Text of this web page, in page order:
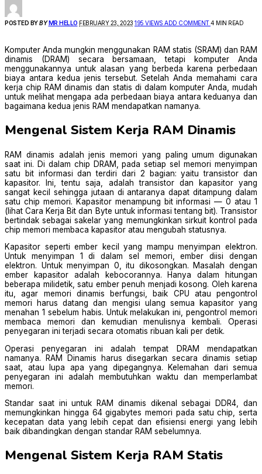
POSTED BY BYMR HELLO FEBRUARY 23, 2023 195 VIEWS ADD COMMENT4 MIN READ
Komputer Anda mungkin menggunakan RAM statis (SRAM) dan RAM
dinamis (DRAM) secara bersamaan, tetapi komputer Anda
menggunakannya untuk alasan yang berbeda karena perbedaan
biaya antara kedua jenis tersebut. Setelah Anda memahami cara
kerja chip RAM dinamis dan statis di dalam komputer Anda, mudah
untuk melihat mengapa ada perbedaan biaya antara keduanya dan
bagaimana kedua jenis RAM mendapatkan namanya.
Mengenal Sistem Kerja RAM Dinamis
RAM dinamis adalah jenis memori yang paling umum digunakan
saat ini. Di dalam chip DRAM, pada setiap sel memori menyimpan
satu bit informasi dan terdiri dari 2 bagian: yaitu transistor dan
kapasitor. Ini, tentu saja, adalah transistor dan kapasitor yang
sangat kecil sehingga jutaan di antaranya dapat ditampung dalam
satu chip memori. Kapasitor menampung bit informasi — 0 atau 1
(lihat Cara Kerja Bit dan Byte untuk informasi tentang bit). Transistor
bertindak sebagai sakelar yang memungkinkan sirkuit kontrol pada
chip memori membaca kapasitor atau mengubah statusnya.
Kapasitor seperti ember kecil yang mampu menyimpan elektron.
Untuk menyimpan 1 di dalam sel memori, ember diisi dengan
elektron. Untuk menyimpan 0, itu dikosongkan. Masalah dengan
ember kapasitor adalah kebocorannya. Hanya dalam hitungan
beberapa milidetik, satu ember penuh menjadi kosong. Oleh karena
itu, agar memori dinamis berfungsi, baik CPU atau pengontrol
memori harus datang dan mengisi ulang semua kapasitor yang
menahan 1 sebelum habis. Untuk melakukan ini, pengontrol memori
membaca memori dan kemudian menulisnya kembali. Operasi
penyegaran ini terjadi secara otomatis ribuan kali per detik.
Operasi penyegaran ini adalah tempat DRAM mendapatkan
namanya. RAM Dinamis harus disegarkan secara dinamis setiap
saat, atau lupa apa yang dipegangnya. Kelemahan dari semua
penyegaran ini adalah membutuhkan waktu dan memperlambat
memori.
Standar saat ini untuk RAM dinamis dikenal sebagai DDR4, dan
memungkinkan hingga 64 gigabytes memori pada satu chip, serta
kecepatan data yang lebih cepat dan efisiensi energi yang lebih
baik dibandingkan dengan standar RAM sebelumnya.
Mengenal Sistem Kerja RAM Statis